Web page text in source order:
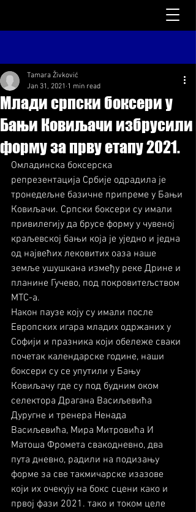
Млади српски боксери у
Бањи Ковиљачи избрусили
форму за прву етапу 2021.
Tamara Živković
Jan 31, 2021 1 min read
Омладинска боксерска
репрезентација Србије одрадила је
тронедељне базичне припреме у Бањи
Ковиљачи. Српски боксери су имали
привилегију да брусе форму у чувеној
краљевској бањи која је уједно и једна
од највећих лековитих оаза наше
земље ушушкана између реке Дрине и
планине Гучево, под покровитељством
МТС-а.
Након паузе коју су имали после
Европских игара младих одржаних у
Софији и празника који обележе сваки
почетак календарске године, наши
боксери су се упутили у Бању
Ковиљачу где су под будним оком
селектора Драгана Васиљевића
Дуругне и тренера Ненада
Васиљевића, Мира Митровића И
Матоша Фромета свакодневно, два
пута дневно, радили на подизању
форме за све такмичарске изазове
који их очекују на бокс сцени како и
првој фази 2021. тако и током целе